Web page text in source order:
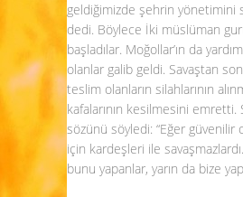
geldiğimizde şehrin yönetimini
dedi. Böylece İki müslüman
başladılar. Moğollar’ın da
olanlar galib geldi. Savaştan
teslim olanların silahlarının
kafalarının kesilmesini
sözünü söyledi: “Eğer güvenilir
için kardeşleri ile
bunu yapanlar, yarın da bize